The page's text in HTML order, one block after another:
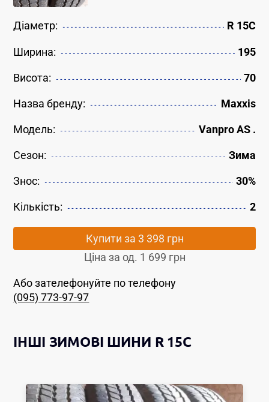
Діаметр: R 15C
Ширина: 195
Висота: 70
Назва бренду: Maxxis
Модель: Vanpro AS .
Сезон: Зима
Знос: 30%
Кількість: 2
Купити за 3 398 грн
Ціна за од. 1 699 грн
Або зателефонуйте по телефону
(095) 773-97-97
ІНШІ ЗИМОВІ ШИНИ R 15C